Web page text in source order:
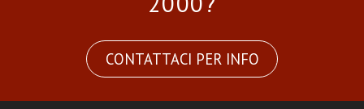
CONTATTACI PER INFO